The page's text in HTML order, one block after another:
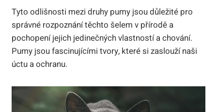
Tyto odlišnosti mezi druhy pumy jsou důležité pro
správné rozpoznání těchto šelem v přírodě a
pochopení jejich jedinečných vlastností a chování.
Pumy jsou fascinujícími tvory, které si zaslouží naši
úctu a ochranu.